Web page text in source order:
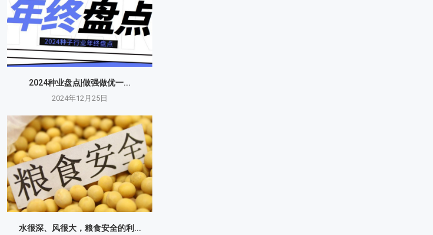
2024种业盘点|做强做优一...
2024年12月25日
水很深、风很大，粮食安全的利...